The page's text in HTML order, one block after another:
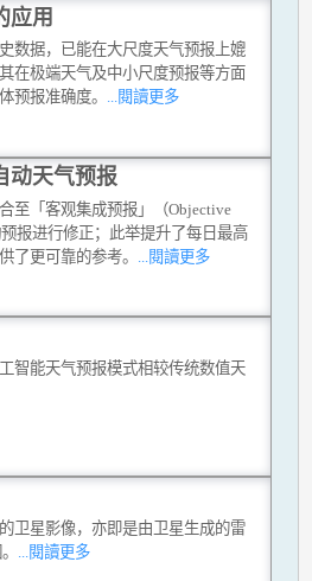
应用
数据，已能在大尺度天气预报上媲
在极端天气及中小尺度预报等方面
预报准确度。 ...閱讀更多
动天气预报
至「客观集成预报」（Objective
预报进行修正；此举提升了每日最高
了更可靠的参考。
...閱讀更多
智能天气预报模式相较传统数值天
卫星影像，亦即是由卫星生成的雷
...閱讀更多